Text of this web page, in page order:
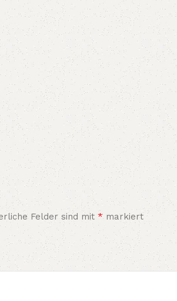
Felder sind mit *markiert